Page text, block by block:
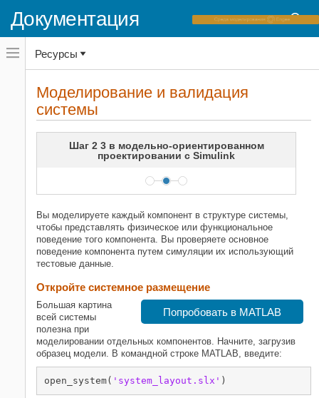
Документация
Переключатель
навигационного
меню
переключатель
навигационного
Simulink
Начало работы с Simulink
Моделирование и валидация
Откройте системное размещение
Смоделируйте компоненты
Валидируйте компоненты, используя
симуляцию
Валидируйте модель
Ресурсы
Моделирование и валидация
системы
Шаг 2 3 в модельно-ориентированном
проектировании с Simulink
Вы моделируете каждый компонент в структуре системы,
чтобы представлять физическое или функциональное
поведение того компонента. Вы проверяете основное
поведение компонента путем симуляции их использующий
тестовые данные.
Откройте системное размещение
Попробовать в MATLAB
Большая картина
всей системы
полезна при
моделировании отдельных компонентов. Начните, загрузив
образец модели. В командной строке MATLAB, введите:
open_system( 'system_layout.slx'